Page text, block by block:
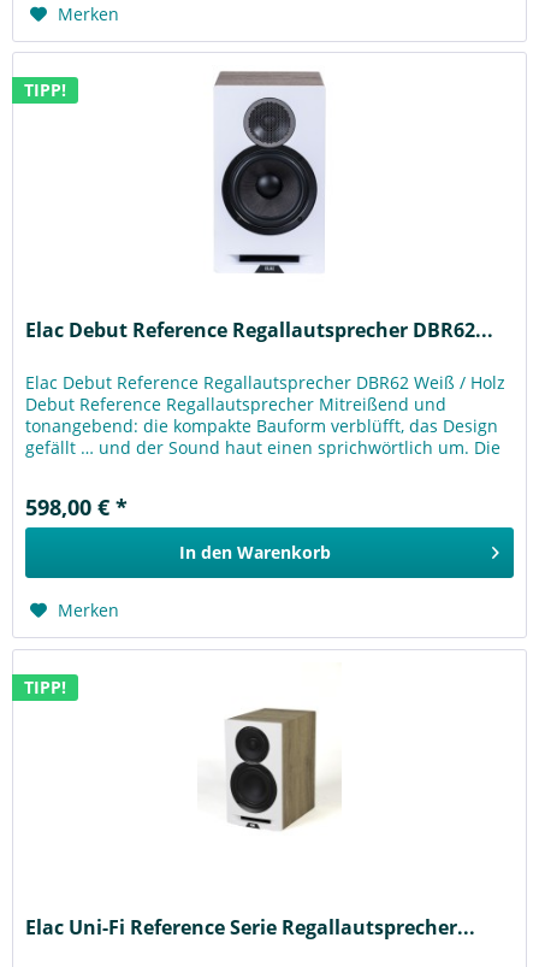
Merken
TIPP!
Elac Debut Reference Regallautsprecher DBR62...
Elac Debut Reference Regallautsprecher DBR62 Weiß / Holz
Debut Reference Regallautsprecher Mitreißend und
tonangebend: die kompakte Bauform verblüfft, das Design
gefällt … und der Sound haut einen sprichwörtlich um. Die
598,00 € *
In den Warenkorb
Merken
TIPP!
Elac Uni-Fi Reference Serie Regallautsprecher...